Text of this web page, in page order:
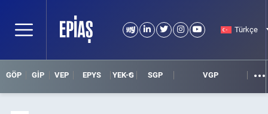
Türkçe
GÖP GİP VEP EPYS YEK-G SGP VGP